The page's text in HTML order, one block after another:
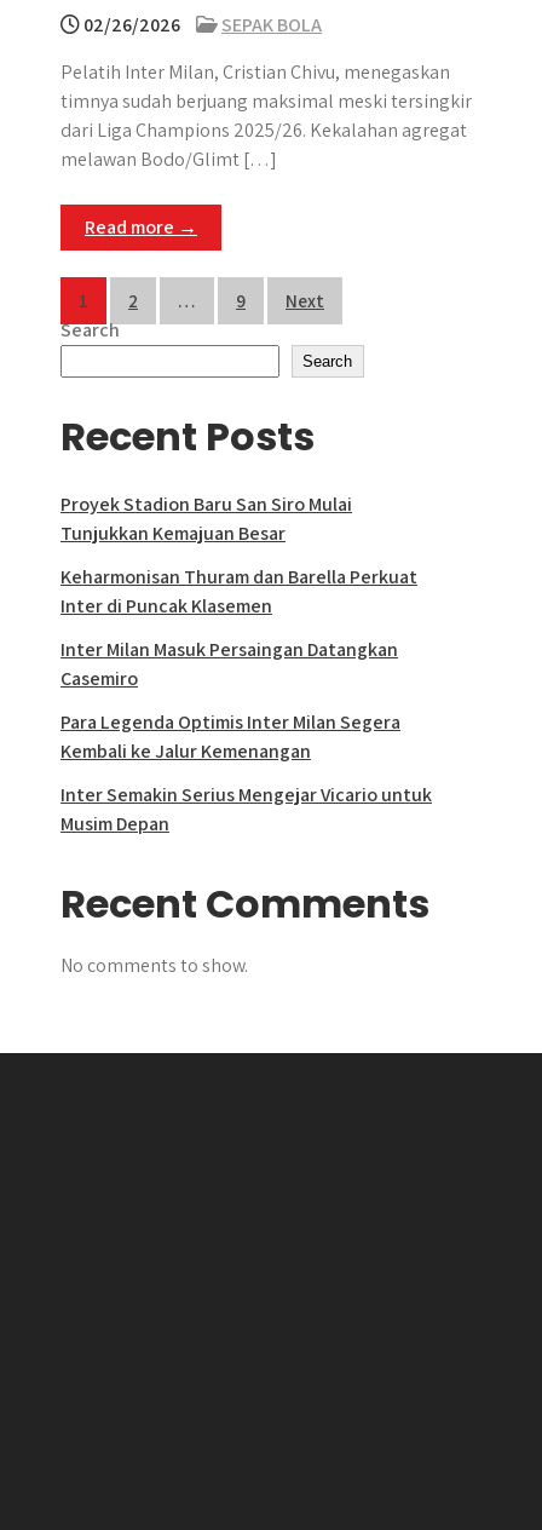
02/26/2026
SEPAK BOLA
Pelatih Inter Milan, Cristian Chivu, menegaskan
timnya sudah berjuang maksimal meski tersingkir
dari Liga Champions 2025/26. Kekalahan agregat
melawan Bodo/Glimt […]
Read more →
Posts
pagination
1 2 … 9 Next
Search
Search
Recent Posts
Proyek Stadion Baru San Siro Mulai
Tunjukkan Kemajuan Besar
Keharmonisan Thuram dan Barella Perkuat
Inter di Puncak Klasemen
Inter Milan Masuk Persaingan Datangkan
Casemiro
Para Legenda Optimis Inter Milan Segera
Kembali ke Jalur Kemenangan
Inter Semakin Serius Mengejar Vicario untuk
Musim Depan
Recent Comments
No comments to show.